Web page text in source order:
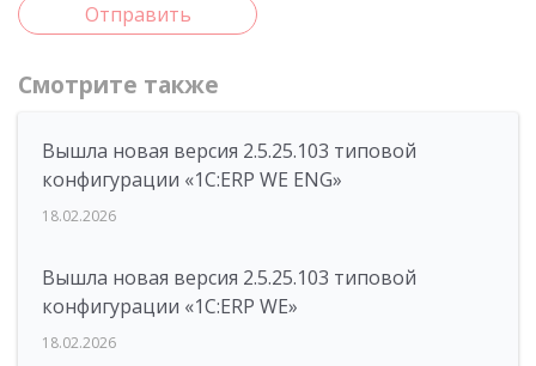
Отправить
Смотрите также
Вышла новая версия 2.5.25.103 типовой
конфигурации «1С:ERP WE ENG»
18.02.2026
Вышла новая версия 2.5.25.103 типовой
конфигурации «1С:ERP WE»
18.02.2026